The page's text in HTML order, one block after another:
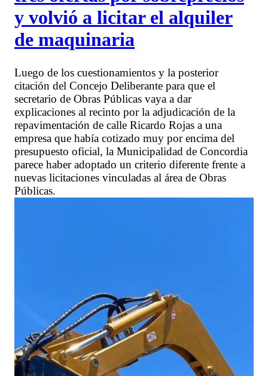
y volvió a licitar el alquiler
de maquinaria
Luego de los cuestionamientos y la posterior
citación del Concejo Deliberante para que el
secretario de Obras Públicas vaya a dar
explicaciones al recinto por la adjudicación de la
repavimentación de calle Ricardo Rojas a una
empresa que había cotizado muy por encima del
presupuesto oficial, la Municipalidad de Concordia
parece haber adoptado un criterio diferente frente a
nuevas licitaciones vinculadas al área de Obras
Públicas.